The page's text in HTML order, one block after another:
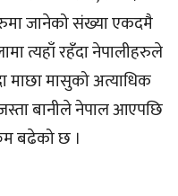
जानेको संख्या एकदमै
त्यहाँ रहँदा नेपालीहरुले
माछा मासुको अत्याधिक
जस्ता बानीले नेपाल आएपछि
बढेको छ ।